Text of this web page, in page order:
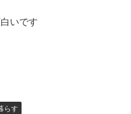
いです
らす